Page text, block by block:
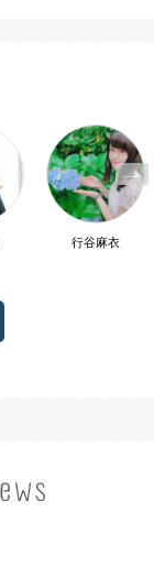
行谷麻衣